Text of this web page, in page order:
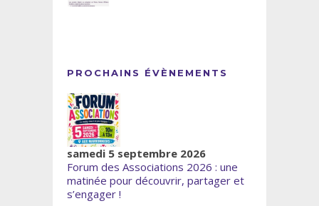
PROCHAINS ÉVÈNEMENTS
samedi 5 septembre 2026
Forum des Associations 2026 : une
matinée pour découvrir, partager et
s’engager !